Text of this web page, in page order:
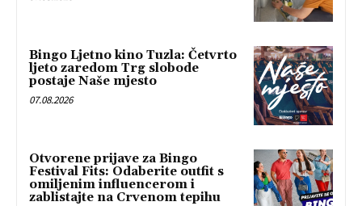
Bingo Ljetno kino Tuzla: Četvrto
ljeto zaredom Trg slobode
postaje Naše mjesto
07.08.2026
Otvorene prijave za Bingo
Festival Fits: Odaberite outfit s
omiljenim influencerom i
zablistajte na Crvenom tepihu